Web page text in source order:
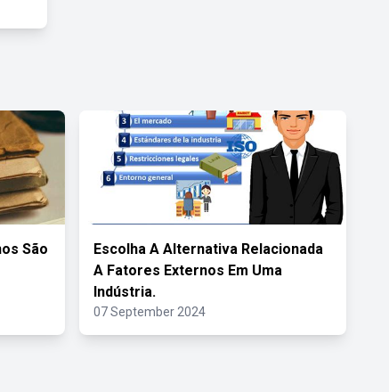
São
Escolha A Alternativa Relacionada
A Fatores Externos Em Uma
Indústria.
07 September 2024